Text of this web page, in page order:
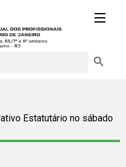
Estatutário no sábado